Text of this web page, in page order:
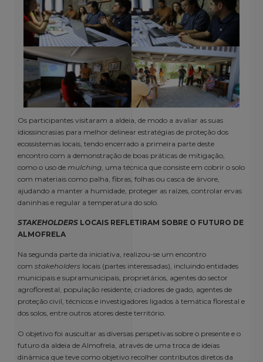
Os participantes visitaram a aldeia, de modo a avaliar as suas
idiossincrasias para melhor delinear estratégias de proteção dos
ecossistemas locais, tendo encerrado a primeira parte deste
encontro com a demonstração de boas práticas de mitigação,
como o uso de mulching , uma técnica que consiste em cobrir o solo
com materiais como palha, fibras, folhas ou casca de árvore,
ajudando a manter a humidade, proteger as raízes, controlar ervas
daninhas e regular a temperatura do solo.
STAKEHOLDERS LOCAIS REFLETIRAM SOBRE O FUTURO DE
ALMOFRELA
Na segunda parte da iniciativa, realizou-se um encontro
com stakeholders locais (partes interessadas), incluindo entidades
municipais e supramunicipais, proprietários, agentes do sector
agroflorestal, população residente, criadores de gado, agentes de
proteção civil, técnicos e investigadores ligados à temática florestal e
dos solos, entre outros atores deste território.
O objetivo foi auscultar as diversas perspetivas sobre o presente e o
futuro da aldeia de Almofrela, através de uma troca de ideias
dinâmica que teve como objetivo recolher contributos diretos da